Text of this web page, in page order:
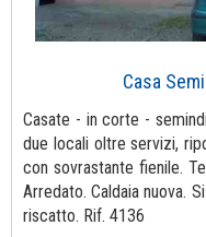
Casa
Casate - in corte -
due locali oltre servizi,
con sovrastante fienile.
Arredato. Caldaia nuova.
riscatto. Rif. 4136